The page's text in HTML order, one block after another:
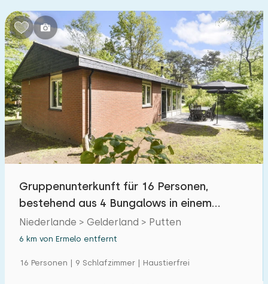
Gruppenunterkunft für 16 Personen,
bestehend aus 4 Bungalows in einem
bewaldeten Park
Niederlande > Gelderland > Putten
6 km von Ermelo entfernt
16 Personen | 9 Schlafzimmer | Haustierfrei